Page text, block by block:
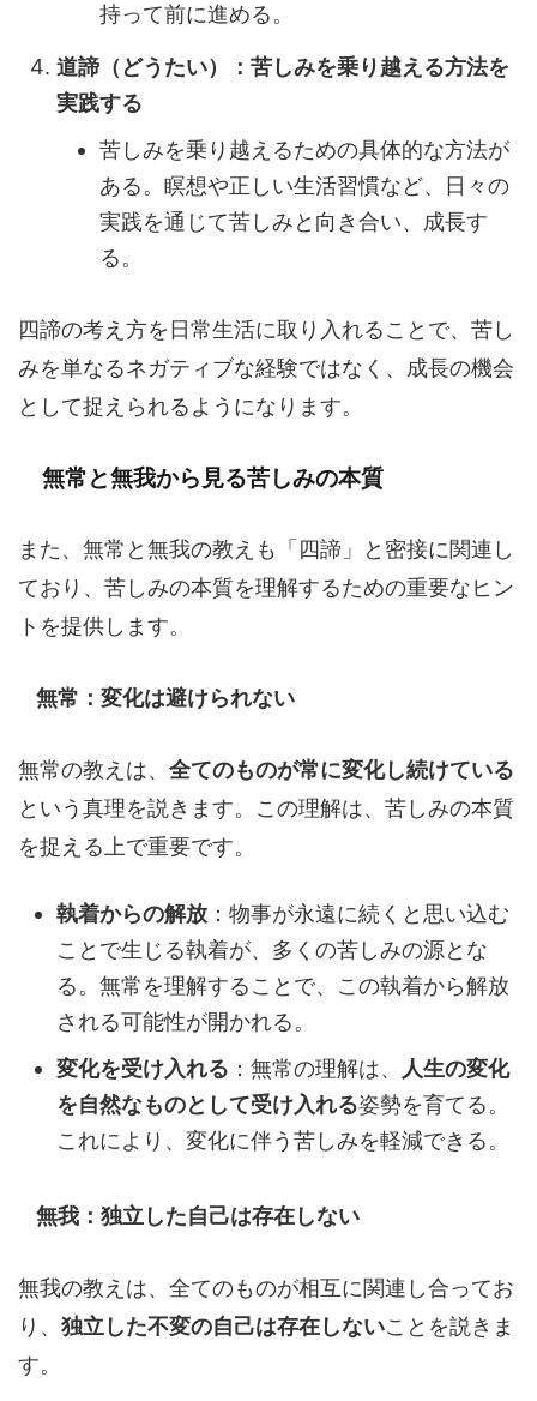
持って前に進める。
道諦（どうたい）：苦しみを乗り越える方法を
実践する
苦しみを乗り越えるための具体的な方法が
ある。瞑想や正しい生活習慣など、日々の
実践を通じて苦しみと向き合い、成長す
る。
四諦の考え方を日常生活に取り入れることで、苦し
みを単なるネガティブな経験ではなく、成長の機会
として捉えられるようになります。
無常と無我から見る苦しみの本質
また、無常と無我の教えも「四諦」と密接に関連し
ており、苦しみの本質を理解するための重要なヒン
トを提供します。
無常：変化は避けられない
無常の教えは、 全てのものが常に変化し続けている
という真理を説きます。この理解は、苦しみの本質
を捉える上で重要です。
執着からの解放 ：物事が永遠に続くと思い込む
ことで生じる執着が、多くの苦しみの源とな
る。無常を理解することで、この執着から解放
される可能性が開かれる。
変化を受け入れる ：無常の理解は、
人生の変化
を自然なものとして受け入れる姿勢を育てる。
これにより、変化に伴う苦しみを軽減できる。
無我：独立した自己は存在しない
無我の教えは、全てのものが相互に関連し合ってお
り、 独立した不変の自己は存在しないことを説きま
す。